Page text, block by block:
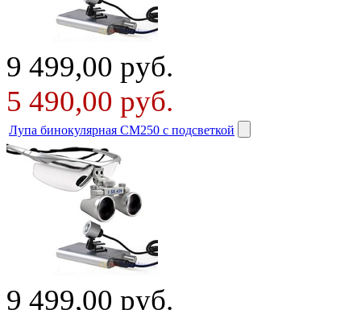
9 499,00 руб.
5 490,00 руб.
Лупа бинокулярная СМ250 с подсветкой
9 499,00 руб.